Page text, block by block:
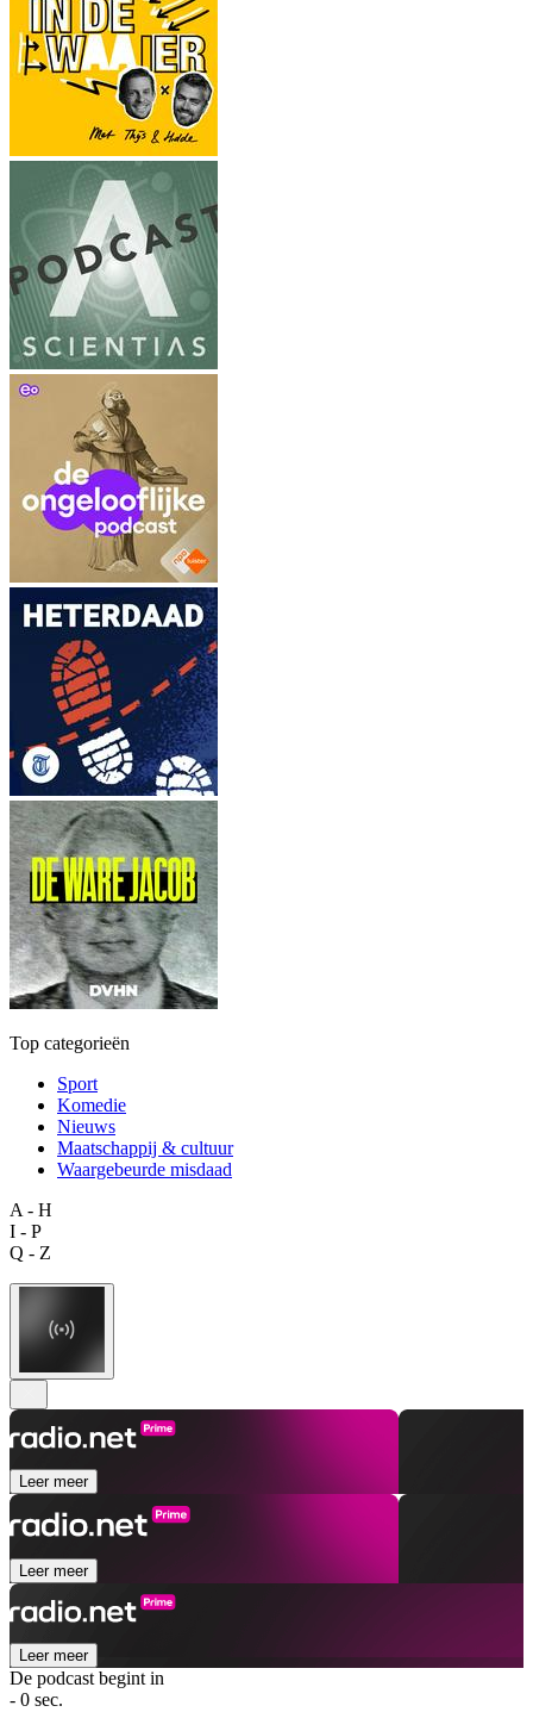
Top categorieën
Sport
Komedie
Nieuws
Maatschappij & cultuur
Waargebeurde misdaad
A - H
I - P
Q - Z
Leer meer
Leer meer
Leer meer
De podcast begint in
- 0 sec.